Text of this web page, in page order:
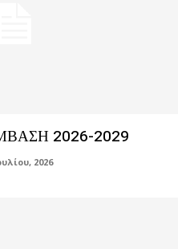
2026-2029
2026